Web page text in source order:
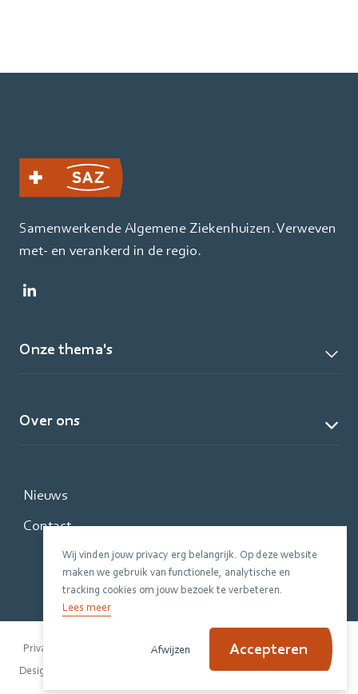
Wij vinden jouw privacy erg belangrijk. Op deze website
maken we gebruik van functionele, analytische en
tracking cookies om jouw bezoek te verbeteren.
Lees meer
Afwijzen Accepteren
Samenwerkende Algemene Ziekenhuizen. Verweven
met- en verankerd in de regio.
Onze thema's
Over ons
Nieuws
Contact
Privacy Policy
Cookiebeleid
Design Evers + de Gier
Code Jannes & Mannes